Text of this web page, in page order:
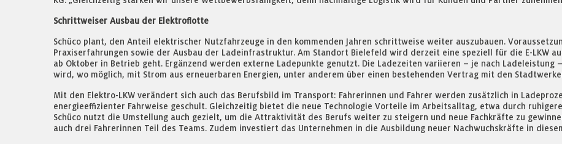
Schrittweiser Ausbau der Elektroflotte
Schüco plant, den Anteil elektrischer Nutzfahrzeuge in den kommenden Jahren schrittweise weiter auszubauen.
Praxiserfahrungen sowie der Ausbau der Ladeinfrastruktur. Am Standort Bielefeld wird derzeit eine speziell für die E-LKW
ab Oktober in Betrieb geht. Ergänzend werden externe Ladepunkte genutzt. Die Ladezeiten variieren – je nach Ladeleistung
wird, wo möglich, mit Strom aus erneuerbaren Energien, unter anderem über einen bestehenden Vertrag mit den
Mit den Elektro-LKW verändert sich auch das Berufsbild im Transport: Fahrerinnen und Fahrer werden zusätzlich in
energieeffizienter Fahrweise geschult. Gleichzeitig bietet die neue Technologie Vorteile im Arbeitsalltag, etwa durch
Schüco nutzt die Umstellung auch gezielt, um die Attraktivität des Berufs weiter zu steigern und neue Fachkräfte zu
auch drei Fahrerinnen Teil des Teams. Zudem investiert das Unternehmen in die Ausbildung neuer Nachwuchskräfte in